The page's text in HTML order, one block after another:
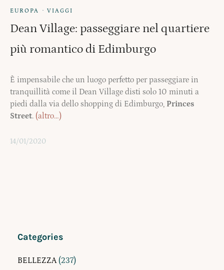
EUROPA · VIAGGI
Dean Village: passeggiare nel quartiere
più romantico di Edimburgo
È impensabile che un luogo perfetto per passeggiare in
tranquillità come il Dean Village disti solo 10 minuti a
piedi dalla via dello shopping di Edimburgo, Princes
Street. (altro…)
14/01/2020
Categories
BELLEZZA(237)